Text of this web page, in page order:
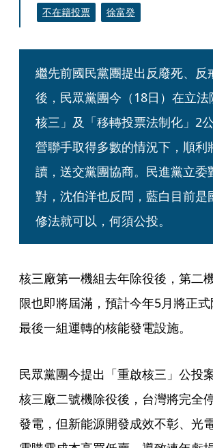
不在籍投票
徐富癸
繼先前國民黨團提出反廢死、反
後，民眾黨團今（18日）在立
核三」及「移轉投票法制化」2
營聯手取得多數的情況下，順利
讀，送交黨團協商。民進黨立委
對，沈伯洋也反問，藍白目前是
修法就可以，何須公投。
核三廠第一機組去年除役後，第二
限也即將屆滿，預計今年5月將正
最後一組運轉的核能發電設施。
民眾黨團今提出「重啟核三」公投
核三廠二號機除役後，台灣將完全
發電，但新能源開發成效不彰、光